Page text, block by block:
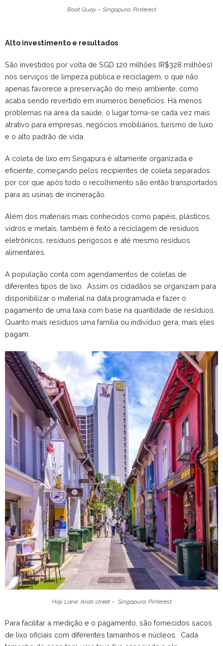
Boat Quay – Singapura. Pinterest
Alto investimento e resultados
São investidos por volta de SGD 120 milhões (R$328 milhões)
nos serviços de limpeza pública e reciclagem, o que não
apenas favorece a preservação do meio ambiente, como
acaba sendo revertido em inúmeros benefícios. Há menos
problemas na área da saúde, o lugar torna-se cada vez mais
atrativo para empresas, negócios imobiliários, turismo de luxo
e o alto padrão de vida.
A coleta de lixo em Singapura é altamente organizada e
eficiente, começando pelos recipientes de coleta separados
por cor que após todo o recolhimento são então transportados
para as usinas de incineração.
Além dos materiais mais conhecidos como papéis, plásticos,
vidros e metais, também é feito a reciclagem de resíduos
eletrônicos, resíduos perigosos e até mesmo resíduos
alimentares.
A população conta com agendamentos de coletas de
diferentes tipos de lixo. Assim os cidadãos se organizam para
disponibilizar o material na data programada e fazer o
pagamento de uma taxa com base na quantidade de resíduos.
Quanto mais resíduos uma família ou indivíduo gera, mais eles
pagam.
Haji Lane, Arab street – Singapura. Pinterest
Para facilitar a medição e o pagamento, são fornecidos sacos
de lixo oficiais com diferentes tamanhos e núcleos. Cada